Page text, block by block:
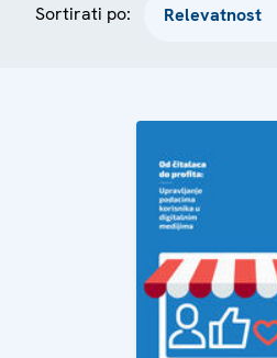
Sortirati po: